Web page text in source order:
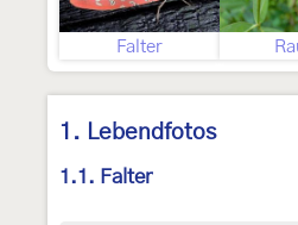
Falter
1. Lebendfotos
1.1. Falter